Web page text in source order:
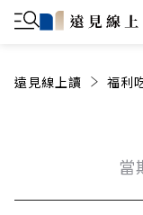
遠見線上讀 福利
當